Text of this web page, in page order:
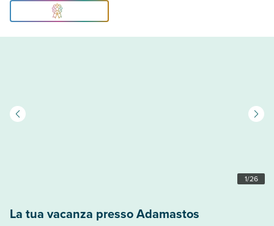
1/26
La tua vacanza presso Adamastos